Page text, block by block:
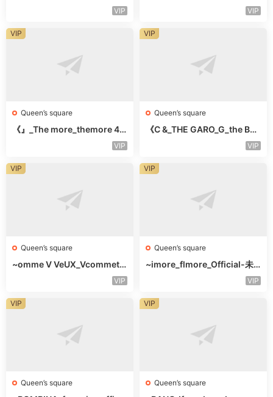
VIP VIP
Queen’s square
《』_The more_themore 41
VIP
VIP
Queen’s square
《C &_THE GARO_G_the Bar
VIP
VIP
Queen’s square
~omme V VeUX_Vcommetu
VIP
VIP
Queen’s square
~imore_flmore_Official-未
VIP
VIP
Queen’s square
VIP
Queen’s square
VIP